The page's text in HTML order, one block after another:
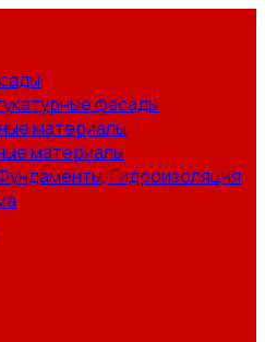
фасады
материалы
материалы
Гидроизоляция